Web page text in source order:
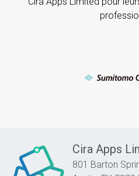
Cira Apps
801 Barton